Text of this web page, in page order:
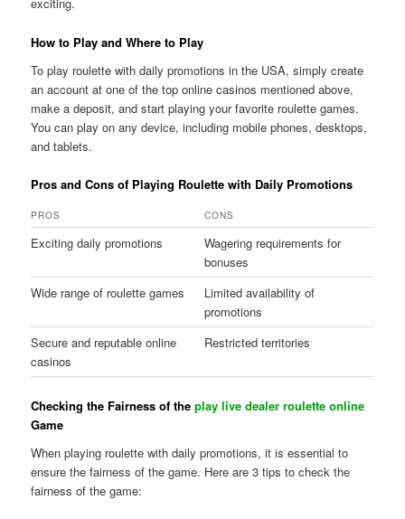
exciting.
How to Play and Where to Play
To play roulette with daily promotions in the USA, simply create
an account at one of the top online casinos mentioned above,
make a deposit, and start playing your favorite roulette games.
You can play on any device, including mobile phones, desktops,
and tablets.
Pros and Cons of Playing Roulette with Daily Promotions
PROS CONS
Exciting daily promotions
Wagering requirements for
bonuses
Wide range of roulette games
Limited availability of
promotions
Secure and reputable online
casinos
Restricted territories
Checking the Fairness of theplay live dealer roulette online
Game
When playing roulette with daily promotions, it is essential to
ensure the fairness of the game. Here are 3 tips to check the
fairness of the game: